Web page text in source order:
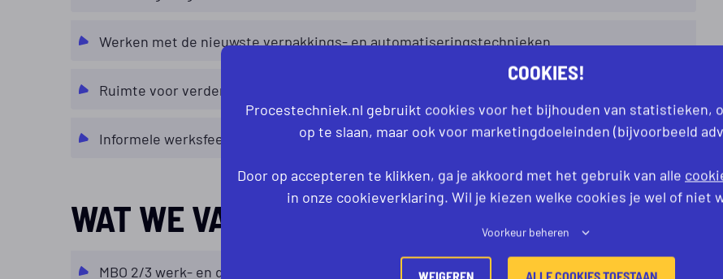
Werken met de nieuwste verpakkings- en automatiseringstechnieken.
Ruimte voor verdere ontwikkeling en doorgroei binnen Hill's en Colgate-Palmolive.
Informele werksfeer met veel aandacht voor veiligheid en samenwerking.
WAT WE VAN JOU VERWACHTEN
MBO 2/3 werk- en denkniveau.
COOKIES!
Procestechniek.nl gebruikt cookies voor het bijhouden van statistieken,
op te slaan, maar ook voor marketingdoeleinden (bijvoorbeeld
Door op accepteren te klikken, ga je akkoord met het gebruik van alle
in onze cookieverklaring. Wil je kiezen welke cookies je wel of niet
Voorkeur beheren